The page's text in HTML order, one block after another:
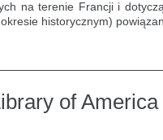
na terenie Francji i
historycznym)
of